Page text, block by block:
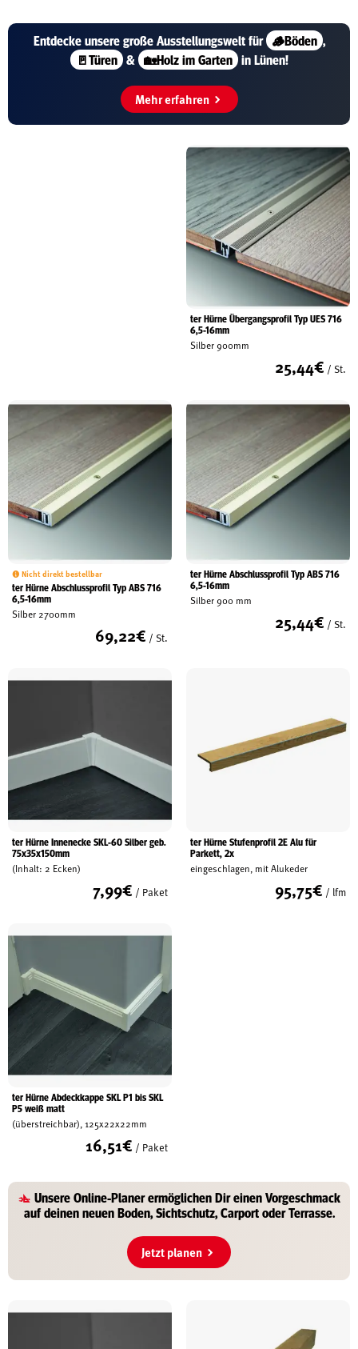
Entdecke unsere großeAusstellungswelt für 🪵Böden ,
🚪Türen & 🏡Holz im Garten in Lünen!
Mehr erfahren
ter Hürne Übergangsprofil Typ UES 716
6,5-16mm
Silber 900mm
25,44€ / St.
Nicht direkt bestellbar
ter Hürne Abschlussprofil Typ ABS 716
6,5-16mm
Silber 2700mm
69,22€ / St.
ter Hürne Abschlussprofil Typ ABS 716
6,5-16mm
Silber 900 mm
25,44€ / St.
ter Hürne Innenecke SKL-60 Silber geb.
75x35x150mm
(Inhalt: 2 Ecken)
7,99€ / Paket
ter Hürne Stufenprofil 2E Alu für
Parkett, 2x
eingeschlagen, mit Alukeder
95,75€ / lfm
ter Hürne Abdeckkappe SKL P1 bis SKL
P5 weiß matt
(überstreichbar), 125x22x22mm
16,51€ / Paket
UnsereOnline-Planerermöglichen Dir einen Vorgeschmack
auf deinenneuen Boden, Sichtschutz, Carport oder Terrasse.
Jetzt planen